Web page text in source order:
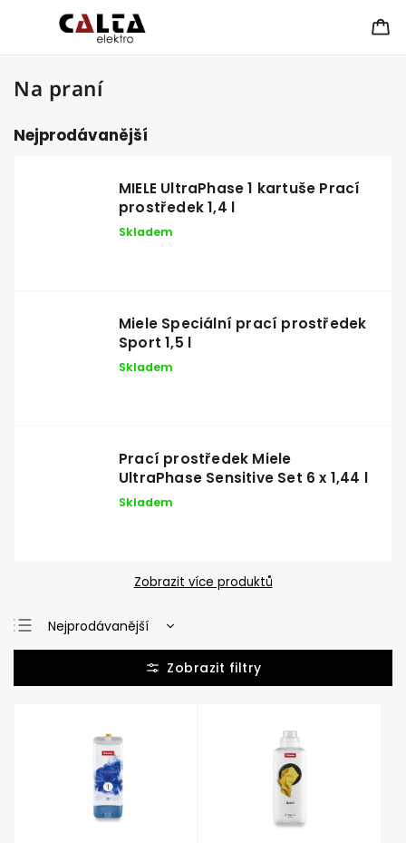
Na praní
Nejprodávanější
MIELE UltraPhase 1 kartuše Prací
prostředek 1,4 l
Skladem
Miele Speciální prací prostředek
Sport 1,5 l
Skladem
Prací prostředek Miele
UltraPhase Sensitive Set 6 x 1,44 l
Skladem
Zobrazit více produktů
Nejprodávanější
Nejlevnější
Nejdražší